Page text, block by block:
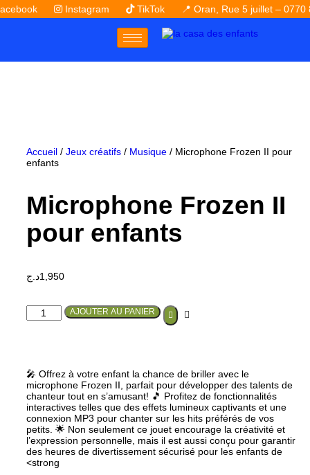
Instagram TikTok 📍 Oran, Rue 5 juillet – 0770 81
Accueil/ Jeux créatifs/ Musique/ Microphone Frozen II pour
enfants
Microphone Frozen II
pour enfants
1,950د.ج
AJOUTER AU PANIER
🎤 Offrez à votre enfant la chance de briller avec le
microphone Frozen II, parfait pour développer des talents de
chanteur tout en s’amusant! 🎵 Profitez de fonctionnalités
interactives telles que des effets lumineux captivants et une
connexion MP3 pour chanter sur les hits préférés de vos
petits. 🌟 Non seulement ce jouet encourage la créativité et
l’expression personnelle, mais il est aussi conçu pour garantir
des heures de divertissement sécurisé pour les enfants de
<strong